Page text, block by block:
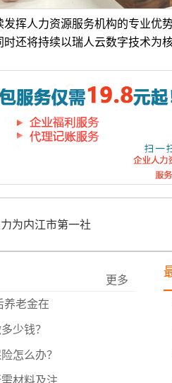
人力资源服务机构的专业优
还将持续以瑞人云数字技术为
为内江市第一社
更多
养老金在
少钱？
怎么办？
材料及注